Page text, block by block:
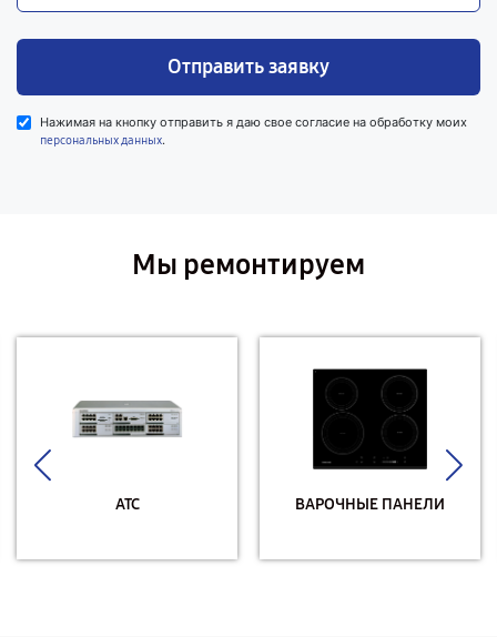
Отправить заявку
Нажимая на кнопку отправить я даю свое согласие на обработку моих
персональных данных.
Мы ремонтируем
АТС ВАРОЧНЫЕ ПАНЕЛИ